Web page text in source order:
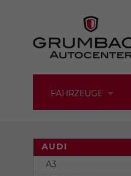
FAHRZEUGE
AUDI
A3